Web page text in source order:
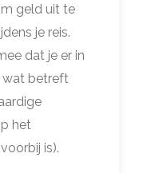
geld uit te
je reis.
dat je er in
wat betreft
het
is).